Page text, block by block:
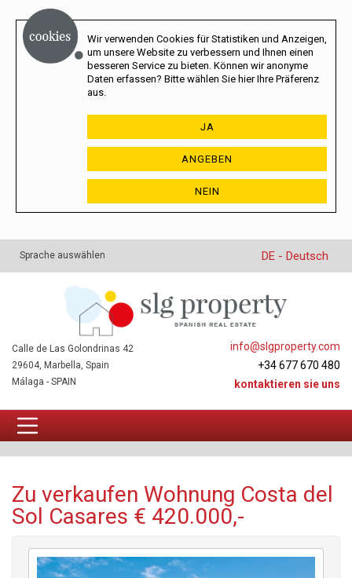
Wir verwenden Cookies für Statistiken und Anzeigen,
um unsere Website zu verbessern und Ihnen einen
besseren Service zu bieten. Können wir anonyme
Daten erfassen? Bitte wählen Sie hier Ihre Präferenz
aus.
JA
ANGEBEN
NEIN
Sprache auswählen DE - Deutsch
info@slgproperty.com
+34 677 670 480
kontaktieren sie uns
Calle de Las Golondrinas 42
29604, Marbella, Spain
Málaga - SPAIN
Zu verkaufen Wohnung Costa del
Sol Casares € 420.000,-